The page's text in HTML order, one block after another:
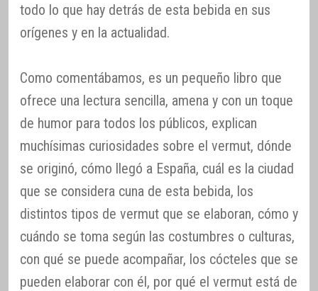
todo lo que hay detrás de esta bebida en sus
orígenes y en la actualidad.
Como comentábamos, es un pequeño libro que
ofrece una lectura sencilla, amena y con un toque
de humor para todos los públicos, explican
muchísimas curiosidades sobre el vermut, dónde
se originó, cómo llegó a España, cuál es la ciudad
que se considera cuna de esta bebida, los
distintos tipos de vermut que se elaboran, cómo y
cuándo se toma según las costumbres o culturas,
con qué se puede acompañar, los cócteles que se
pueden elaborar con él, por qué el vermut está de